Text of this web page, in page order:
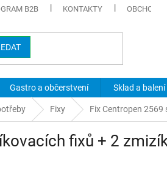
B2B KONTAKTY OBCHODNÍ
Gastro a občerstvení Sklad a balení
Fixy Fix Centropen
fixů + 2